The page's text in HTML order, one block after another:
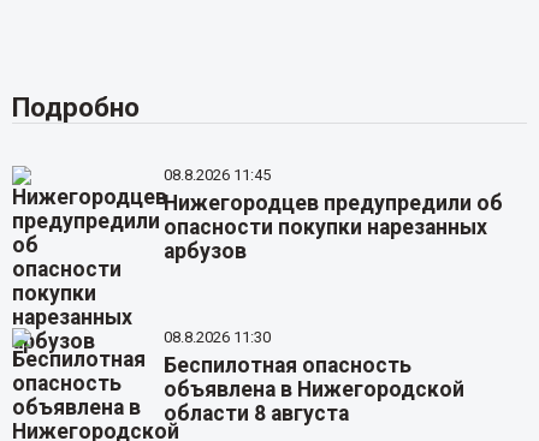
Подробно
08.8.2026 11:45
Нижегородцев предупредили об
опасности покупки нарезанных
арбузов
08.8.2026 11:30
Беспилотная опасность
объявлена в Нижегородской
области 8 августа